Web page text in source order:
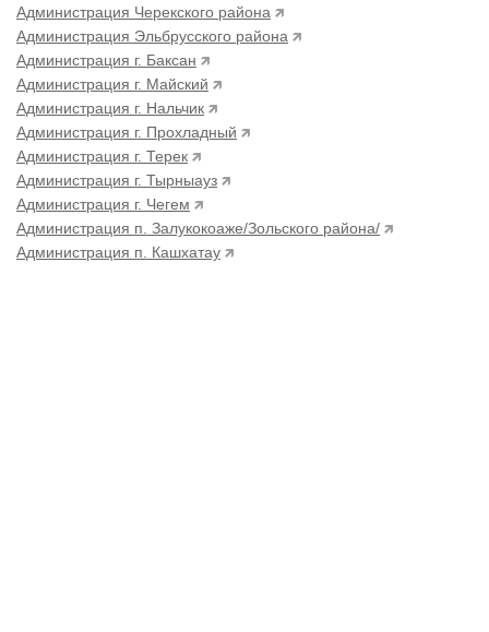
Администрация Черекского района
Администрация Эльбрусского района
Администрация г. Баксан
Администрация г. Майский
Администрация г. Нальчик
Администрация г. Прохладный
Администрация г. Терек
Администрация г. Тырныауз
Администрация г. Чегем
Администрация п. Залукокоаже/Зольского района/
Администрация п. Кашхатау